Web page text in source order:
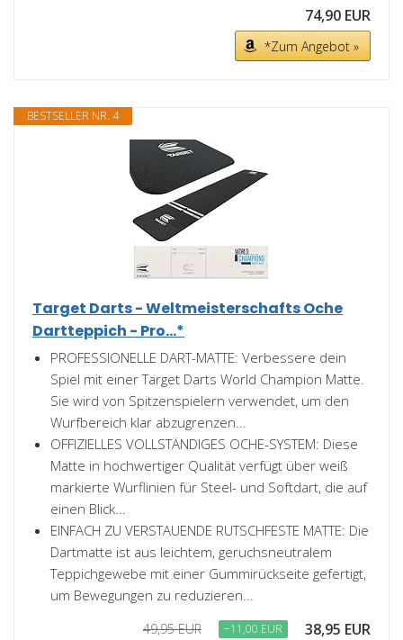
74,90 EUR
*Zum Angebot »
BESTSELLER NR. 4
Target Darts - Weltmeisterschafts Oche
Dartteppich - Pro...*
PROFESSIONELLE DART-MATTE: Verbessere dein
Spiel mit einer Target Darts World Champion Matte.
Sie wird von Spitzenspielern verwendet, um den
Wurfbereich klar abzugrenzen...
OFFIZIELLES VOLLSTÄNDIGES OCHE-SYSTEM: Diese
Matte in hochwertiger Qualität verfügt über weiß
markierte Wurflinien für Steel- und Softdart, die auf
einen Blick...
EINFACH ZU VERSTAUENDE RUTSCHFESTE MATTE: Die
Dartmatte ist aus leichtem, geruchsneutralem
Teppichgewebe mit einer Gummirückseite gefertigt,
um Bewegungen zu reduzieren...
49,95 EUR −11,00 EUR 38,95 EUR